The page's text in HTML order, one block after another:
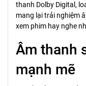
thanh Dolby Digital,
mang lại trải nghiệm
xem phim hay nghe
Âm thanh
mạnh mẽ